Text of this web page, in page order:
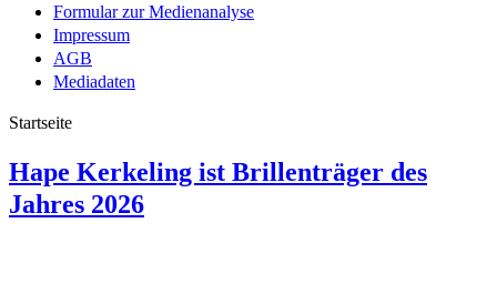
Formular zur Medienanalyse
Impressum
AGB
Mediadaten
Startseite
Hape Kerkeling ist Brillenträger des
Jahres 2026